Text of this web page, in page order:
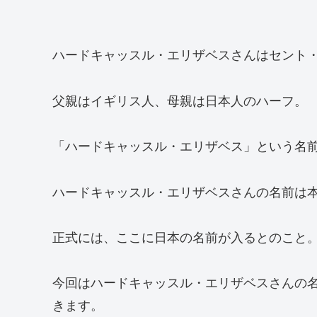
ハードキャッスル・エリザベスさんはセント
父親はイギリス人、母親は日本人のハーフ。
「ハードキャッスル・エリザベス」という
ハードキャッスル・エリザベスさんの名前は
正式には、ここに日本の名前が入るとのこと
今回はハードキャッスル・エリザベスさんの
きます。